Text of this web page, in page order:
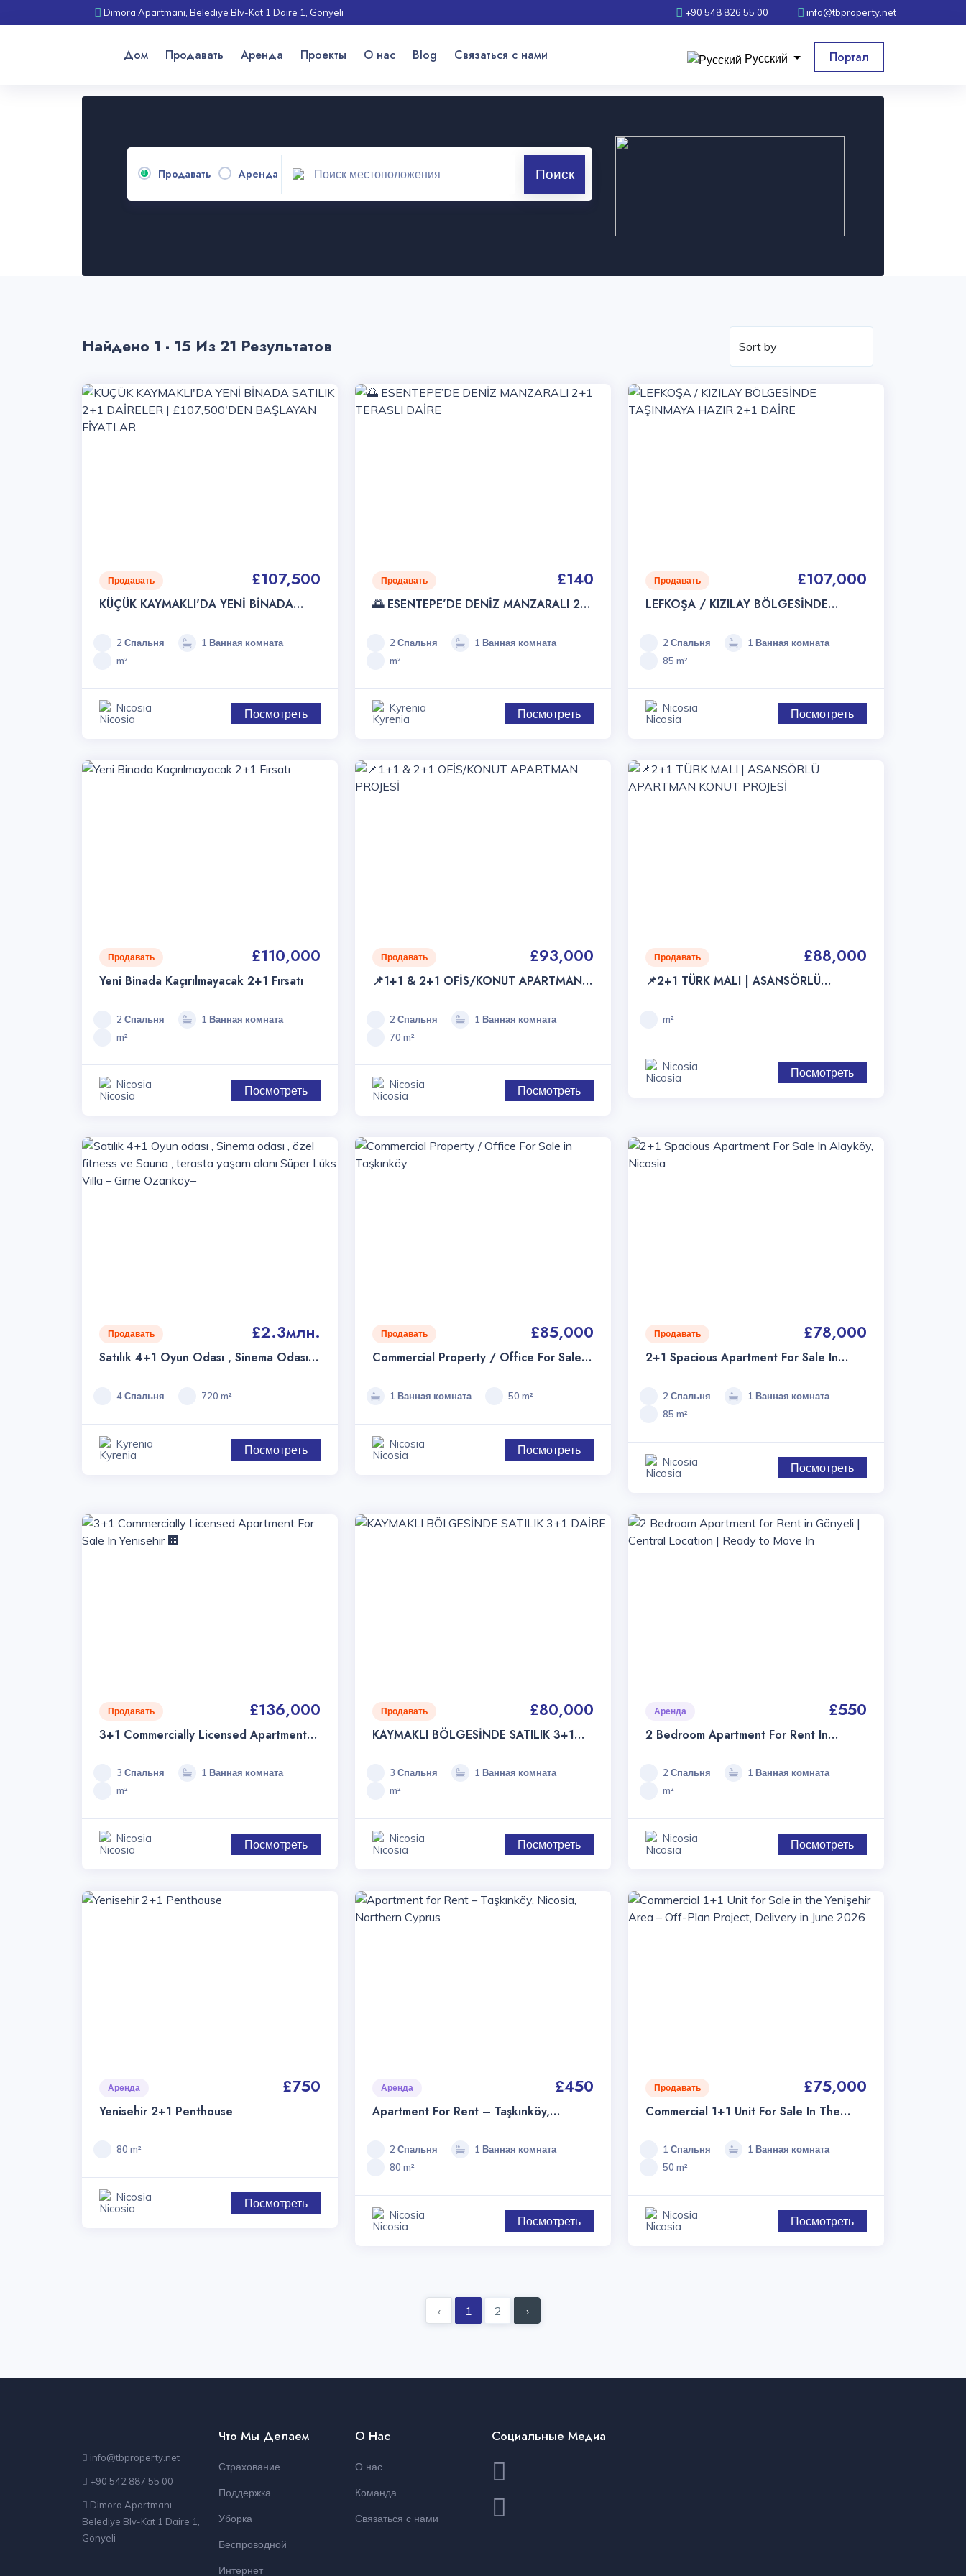
Dimora Apartmanı, Belediye Blv-Kat 1 Daire 1, Gönyeli +90 548 826 55 00 info@tbproperty.net
Дом Продавать Аренда Проекты О нас Blog Связаться с нами Русский Портал
Продавать Аренда Проекты Поиск
Найдено 1 - 15 Из 21 Результатов
Продавать £107,500
KÜÇÜK KAYMAKLI'DA YENİ BİNADA
BAŞLAYAN FİYATLAR
2 Спальня
1 Ванная комната
m²
Nicosia Посмотреть
Продавать £140
🌅 ESENTEPE’DE DENİZ MANZARALI 2+1
2 Спальня
1 Ванная комната
m²
Kyrenia Посмотреть
Продавать £107,000
LEFKOŞA / KIZILAY BÖLGESİNDE
2 Спальня
1 Ванная комната
85 m²
Nicosia Посмотреть
Продавать £110,000
Yeni Binada Kaçırılmayacak 2+1 Fırsatı
2 Спальня
1 Ванная комната
m²
Nicosia Посмотреть
Продавать £93,000
📌1+1 & 2+1 OFİS/KONUT APARTMAN
2 Спальня
1 Ванная комната
70 m²
Nicosia Посмотреть
Продавать £88,000
📌2+1 TÜRK MALI | ASANSÖRLÜ
m²
Nicosia Посмотреть
Продавать £2.3млн.
Satılık 4+1 Oyun Odası , Sinema Odası ,
Alanı Süper Lüks Villa – Girne
4 Спальня 720 m²
Kyrenia Посмотреть
Продавать £85,000
Commercial Property / Office For Sale
1 Ванная комната 50 m²
Nicosia Посмотреть
Продавать £78,000
2+1 Spacious Apartment For Sale In
2 Спальня
1 Ванная комната
85 m²
Nicosia Посмотреть
Продавать £136,000
3+1 Commercially Licensed Apartment
3 Спальня
1 Ванная комната
m²
Nicosia Посмотреть
Продавать £80,000
KAYMAKLI BÖLGESİNDE SATILIK 3+1
3 Спальня
1 Ванная комната
m²
Nicosia Посмотреть
Аренда £550
2 Bedroom Apartment For Rent In
Move In
2 Спальня
1 Ванная комната
m²
Nicosia Посмотреть
Аренда £750
Yenisehir 2+1 Penthouse
80 m²
Nicosia Посмотреть
Аренда £450
Apartment For Rent – Taşkınköy,
2 Спальня
1 Ванная комната
80 m²
Nicosia Посмотреть
Продавать £75,000
Commercial 1+1 Unit For Sale In The
Delivery In June 2026
1 Спальня
1 Ванная комната
50 m²
Nicosia Посмотреть
‹ 1 2 ›
info@tbproperty.net
+90 542 887 55 00
Dimora Apartmanı,
Belediye Blv-Kat 1 Daire 1,
Gönyeli
Что Мы Делаем
Страхование
Поддержка
Уборка
Беспроводной
Интернет
О Нас
О нас
Команда
Связаться с нами
Социальные Медиа